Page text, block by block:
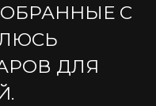
С
ДЛЯ